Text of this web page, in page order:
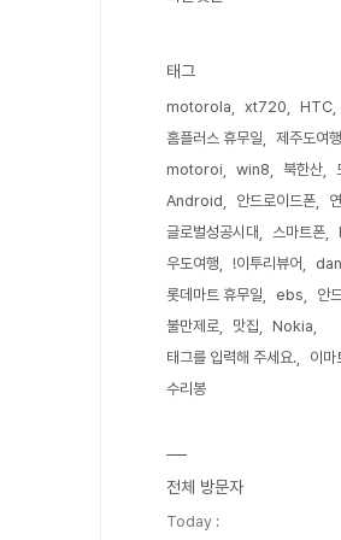
태그
motorola xt720 HTC
홈플러스 휴무일
제주도여행
motoroi
win8 북한산
Android
안드로이드폰
글로벌성공시대
스마트폰
우도여행
!이투리뷰어
롯데마트 휴무일
ebs
안
불만제로
맛집
Nokia
태그를 입력해 주세요.
이마
수리봉
전체 방문자
Today :